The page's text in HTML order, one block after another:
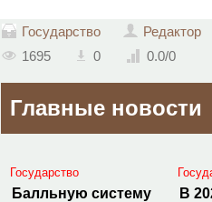
Государство
Редактор
1695
0 0.0/0
Главные новости
Государство
Балльную систему
В